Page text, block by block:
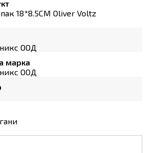
18*8.5CM Oliver Voltz
ООД
марка
ООД